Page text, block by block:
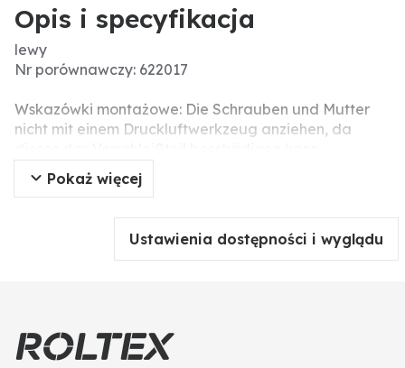
Opis i specyfikacja
lewy
Nr porównawczy: 622017
Wskazówki montażowe: Die Schrauben und Mutter
nicht mit einem Druckluftwerkzeug anziehen, da
(Spannungsrisse).
Pasujące śruby: 450H0609420
Pokaż więcej
Ustawienia dostępności i wyglądu